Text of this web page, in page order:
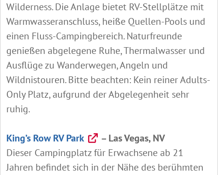
Wilderness. Die Anlage bietet RV‑Stellplätze mit
Warmwasseranschluss, heiße Quellen‑Pools und
einen Fluss‑Campingbereich. Naturfreunde
genießen abgelegene Ruhe, Thermalwasser und
Ausflüge zu Wanderwegen, Angeln und
Wildnistouren. Bitte beachten: Kein reiner Adults-
Only Platz, aufgrund der Abgelegenheit sehr
ruhig.
King’s Row RV Park
– Las Vegas, NV
Dieser Campingplatz für Erwachsene ab 21
Jahren befindet sich in der Nähe des berühmten